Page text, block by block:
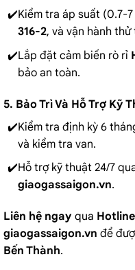
Kiểm tra áp suất (0.7-
316-2, và vận hành
Lắp đặt cảm biến rò rỉ
bảo an toàn.
5. Bảo Trì Và Hỗ Trợ Kỹ
Kiểm tra định kỳ 6
và kiểm tra van.
Hỗ trợ kỹ thuật 24/7
giaogassaigon.vn.
Liên hệ ngay qua
giaogassaigon.vn để
Bến Thành.